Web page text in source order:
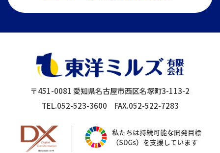
〒451-0081 愛知県名古屋市西区名塚町3-113-2
TEL.052-523-3600 FAX.052-522-7283